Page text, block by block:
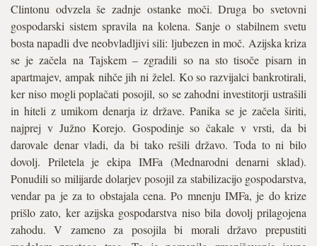
Clintonu odvzela še zadnje ostanke moči. Druga bo svetovni
gospodarski sistem spravila na kolena. Sanje o stabilnem svetu
bosta napadli dve neobvladljivi sili: ljubezen in moč. Azijska kriza
se je začela na Tajskem – zgradili so na sto tisoče pisarn in
apartmajev, ampak nihče jih ni želel. Ko so razvijalci bankrotirali,
ker niso mogli poplačati posojil, so se zahodni investitorji ustrašili
in hiteli z umikom denarja iz države. Panika se je začela širiti,
najprej v Južno Korejo. Gospodinje so čakale v vrsti, da bi
darovale denar vladi, da bi tako rešili državo. Toda to ni bilo
dovolj. Priletela je ekipa IMFa (Mednarodni denarni sklad).
Ponudili so milijarde dolarjev posojil za stabilizacijo gospodarstva,
vendar pa je za to obstajala cena. Po mnenju IMFa, je do krize
prišlo zato, ker azijska gospodarstva niso bila dovolj prilagojena
zahodu. V zameno za posojila bi morali državo prepustiti